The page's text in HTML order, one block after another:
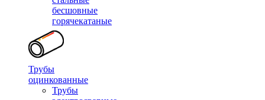
бесшовные
горячекатаные
Трубы
оцинкованные
Трубы